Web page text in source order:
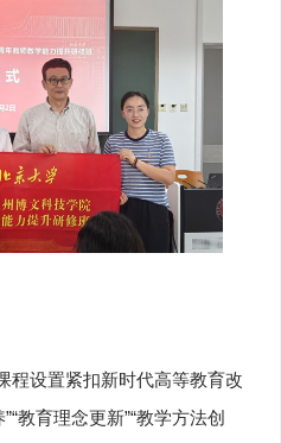
程设置紧扣新时代高等教育改
教育理念更新”“教学方法创